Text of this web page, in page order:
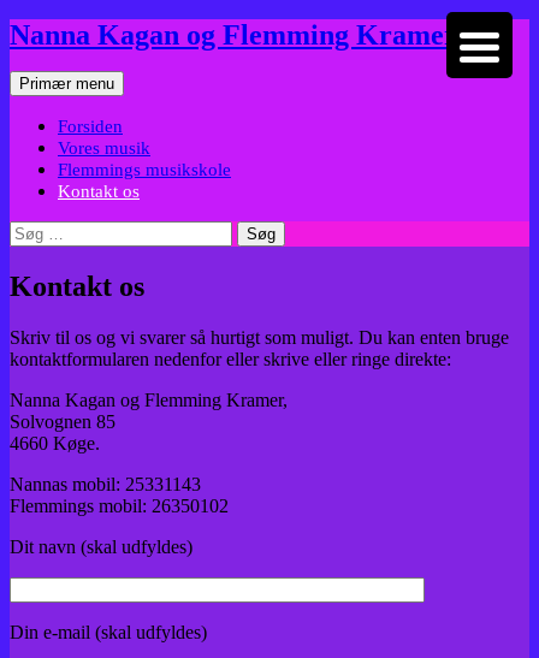
Hop
til
indhold
Nanna Kagan og Flemming Kramer
SøgPrimær menu
Forsiden
Vores musik
Flemmings musikskole
Kontakt os
Søg
efter:
Kontakt os
Skriv til os og vi svarer så hurtigt som muligt. Du kan enten bruge
kontaktformularen nedenfor eller skrive eller ringe direkte:
Nanna Kagan og Flemming Kramer,
Solvognen 85
4660 Køge.
Nannas mobil: 25331143
Flemmings mobil: 26350102
Dit navn (skal udfyldes)
Din e-mail (skal udfyldes)